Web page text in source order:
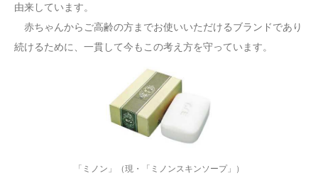
由来しています。
赤ちゃんからご高齢の方までお使いいただけるブランドであり
続けるために、一貫して今もこの考え方を守っています。
「ミノン」（現・「ミノンスキンソープ」）